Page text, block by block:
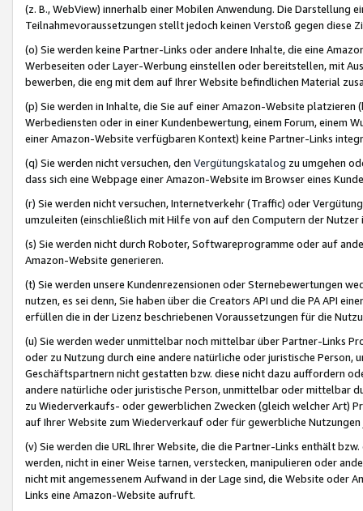
(z. B., WebView) innerhalb einer Mobilen Anwendung. Die Darstellung
Teilnahmevoraussetzungen stellt jedoch keinen Verstoß gegen diese
(o) Sie werden keine Partner-Links oder andere Inhalte, die eine
Werbeseiten oder Layer-Werbung einstellen oder bereitstellen, mit
bewerben, die eng mit dem auf Ihrer Website befindlichen Material
(p) Sie werden in Inhalte, die Sie auf einer Amazon-Website
Werbediensten oder in einer Kundenbewertung, einem Forum, einem
einer Amazon-Website verfügbaren Kontext) keine Partner-Links
(q) Sie werden nicht versuchen, den Vergütungskatalog zu umgehen
dass sich eine Webpage einer Amazon-Website im Browser eines
(r) Sie werden nicht versuchen, Internetverkehr (Traffic) oder
umzuleiten (einschließlich mit Hilfe von auf den Computern der
(s) Sie werden nicht durch Roboter, Softwareprogramme oder auf
Amazon-Website generieren.
(t) Sie werden unsere Kundenrezensionen oder Sternebewertungen
nutzen, es sei denn, Sie haben über die Creators API und die PA API
erfüllen die in der Lizenz beschriebenen Voraussetzungen für die
(u) Sie werden weder unmittelbar noch mittelbar über Partner-Links
oder zu Nutzung durch eine andere natürliche oder juristische
Geschäftspartnern nicht gestatten bzw. diese nicht dazu auffordern
andere natürliche oder juristische Person, unmittelbar oder mittelbar
zu Wiederverkaufs- oder gewerblichen Zwecken (gleich welcher Art)
auf Ihrer Website zum Wiederverkauf oder für gewerbliche
(v) Sie werden die URL Ihrer Website, die die Partner-Links enthält
werden, nicht in einer Weise tarnen, verstecken, manipulieren oder
nicht mit angemessenem Aufwand in der Lage sind, die Website oder
Links eine Amazon-Website aufruft.